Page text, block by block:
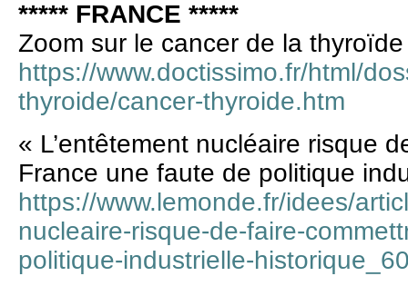
***** FRANCE *****
Zoom sur le cancer de la thyroïde
https://www.doctissimo.fr/html/
thyroide/cancer-thyroide.htm
« L’entêtement nucléaire risque
France une faute de politique
https://www.lemonde.fr/idees/
nucleaire-risque-de-faire-
politique-industrielle-